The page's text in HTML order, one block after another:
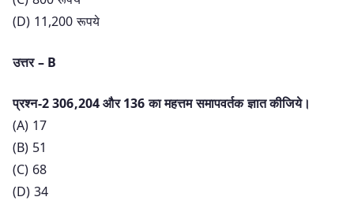
(D) 11,200 रूपये
उत्तर – B
प्रश्न-2 306,204 और 136 का महत्तम समापवर्तक ज्ञात कीजिये।
(A) 17
(B) 51
(C) 68
(D) 34